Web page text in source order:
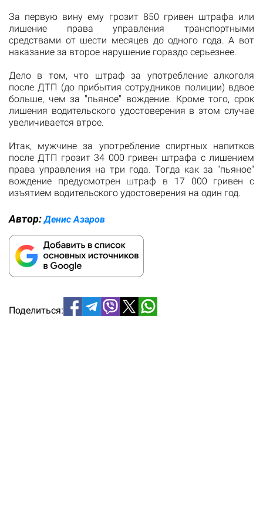
За первую вину ему грозит 850 гривен штрафа или
лишение права управления транспортными
средствами от шести месяцев до одного года. А вот
наказание за второе нарушение гораздо серьезнее.
Дело в том, что штраф за употребление алкоголя
после ДТП (до прибытия сотрудников полиции) вдвое
больше, чем за "пьяное" вождение. Кроме того, срок
лишения водительского удостоверения в этом случае
увеличивается втрое.
Итак, мужчине за употребление спиртных напитков
после ДТП грозит 34 000 гривен штрафа с лишением
права управления на три года. Тогда как за "пьяное"
вождение предусмотрен штраф в 17 000 гривен с
изъятием водительского удостоверения на один год.
Автор:Денис Азаров
Поделиться: